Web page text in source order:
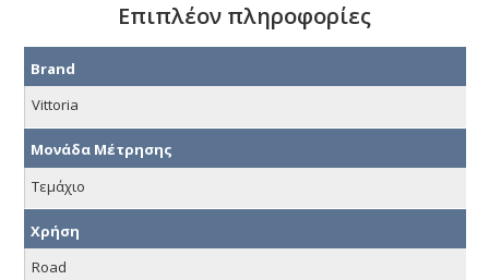
Επιπλέον πληροφορίες
Brand
Vittoria
Μονάδα Μέτρησης
Τεμάχιο
Χρήση
Road